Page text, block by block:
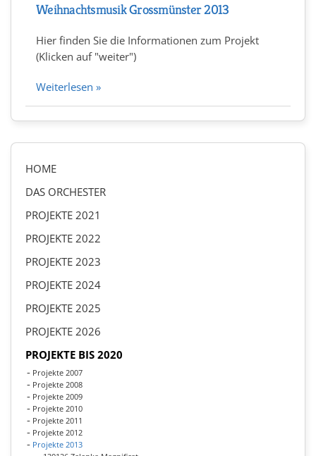
Weihnachtsmusik Grossmünster 2013
Hier finden Sie die Informationen zum Projekt
(Klicken auf "weiter")
Weiterlesen »
HOME
DAS ORCHESTER
PROJEKTE 2021
PROJEKTE 2022
PROJEKTE 2023
PROJEKTE 2024
PROJEKTE 2025
PROJEKTE 2026
PROJEKTE BIS 2020
Projekte 2007
Projekte 2008
Projekte 2009
Projekte 2010
Projekte 2011
Projekte 2012
Projekte 2013